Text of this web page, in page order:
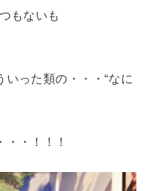
もないも
った類の・・・“なに
・！！！